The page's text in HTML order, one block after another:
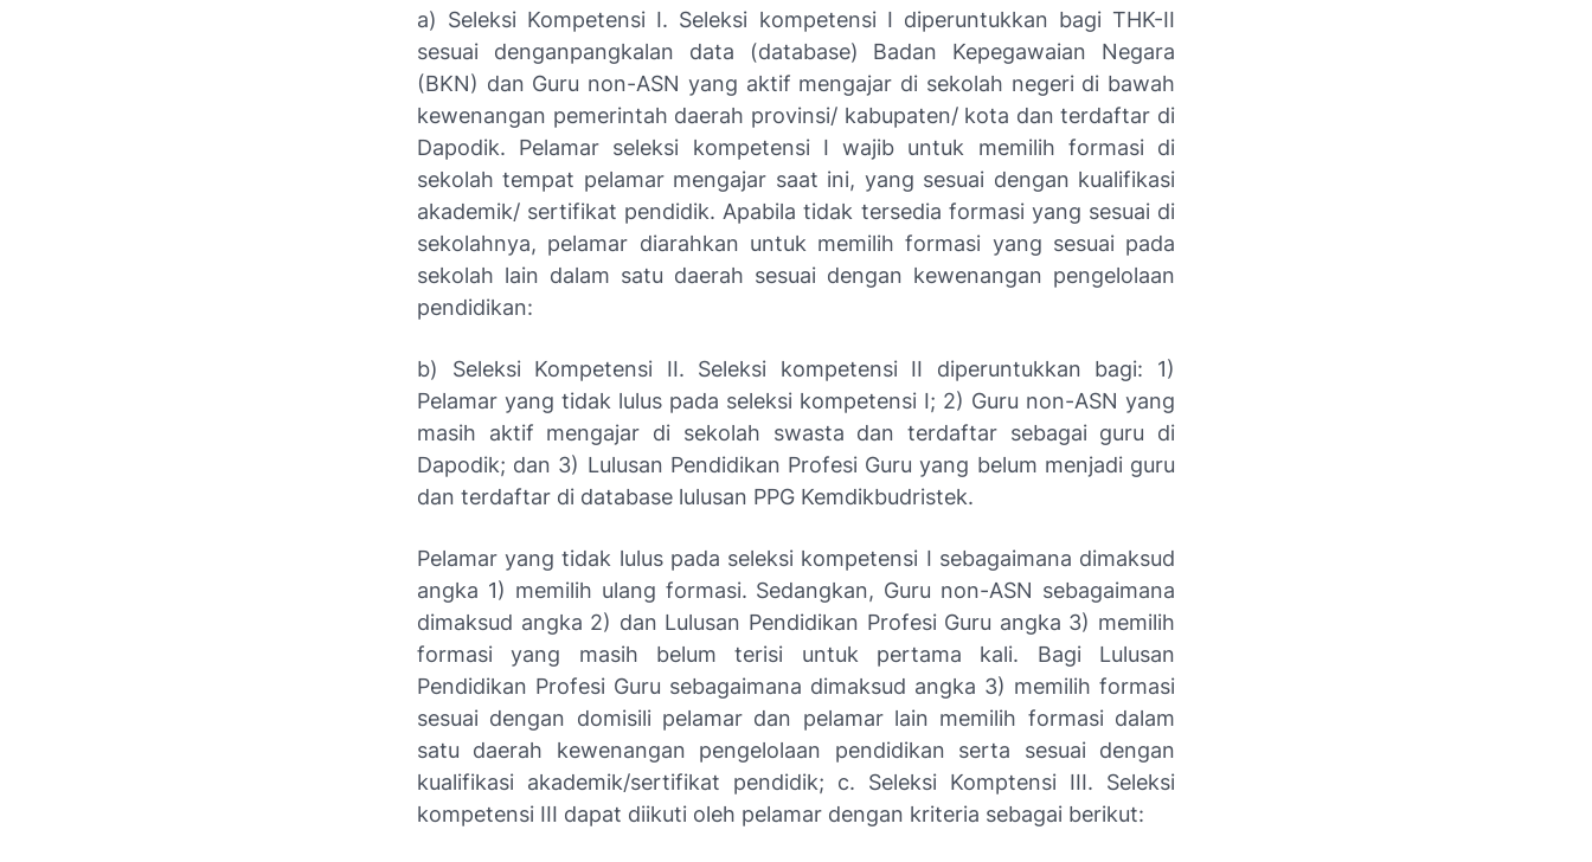
a) Seleksi Kompetensi I. Seleksi kompetensi I diperuntukkan bagi THK-II
sesuai denganpangkalan data (database) Badan Kepegawaian Negara
(BKN) dan Guru non-ASN yang aktif mengajar di sekolah negeri di bawah
kewenangan pemerintah daerah provinsi/ kabupaten/ kota dan terdaftar di
Dapodik. Pelamar seleksi kompetensi I wajib untuk memilih formasi di
sekolah tempat pelamar mengajar saat ini, yang sesuai dengan kualifikasi
akademik/ sertifikat pendidik. Apabila tidak tersedia formasi yang sesuai di
sekolahnya, pelamar diarahkan untuk memilih formasi yang sesuai pada
sekolah lain dalam satu daerah sesuai dengan kewenangan pengelolaan
pendidikan:
b) Seleksi Kompetensi II. Seleksi kompetensi II diperuntukkan bagi: 1)
Pelamar yang tidak lulus pada seleksi kompetensi I; 2) Guru non-ASN yang
masih aktif mengajar di sekolah swasta dan terdaftar sebagai guru di
Dapodik; dan 3) Lulusan Pendidikan Profesi Guru yang belum menjadi guru
dan terdaftar di database lulusan PPG Kemdikbudristek.
Pelamar yang tidak lulus pada seleksi kompetensi I sebagaimana dimaksud
angka 1) memilih ulang formasi. Sedangkan, Guru non-ASN sebagaimana
dimaksud angka 2) dan Lulusan Pendidikan Profesi Guru angka 3) memilih
formasi yang masih belum terisi untuk pertama kali. Bagi Lulusan
Pendidikan Profesi Guru sebagaimana dimaksud angka 3) memilih formasi
sesuai dengan domisili pelamar dan pelamar lain memilih formasi dalam
satu daerah kewenangan pengelolaan pendidikan serta sesuai dengan
kualifikasi akademik/sertifikat pendidik; c. Seleksi Komptensi III. Seleksi
kompetensi III dapat diikuti oleh pelamar dengan kriteria sebagai berikut: